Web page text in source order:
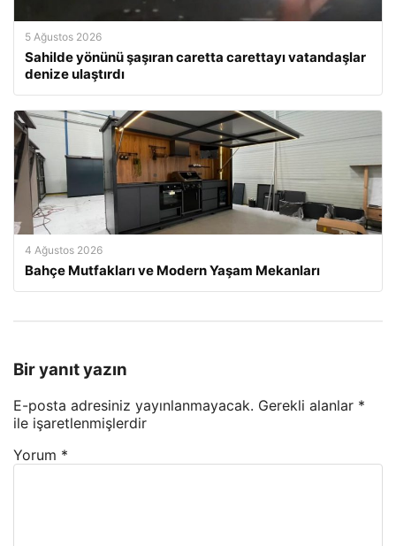
5 Ağustos 2026
Sahilde yönünü şaşıran caretta carettayı vatandaşlar
denize ulaştırdı
4 Ağustos 2026
Bahçe Mutfakları ve Modern Yaşam Mekanları
Bir yanıt yazın
E-posta adresiniz yayınlanmayacak. Gerekli alanlar *
ile işaretlenmişlerdir
Yorum *